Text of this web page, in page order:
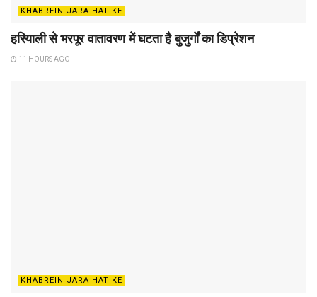
KHABREIN JARA HAT KE
हरियाली से भरपूर वातावरण में घटता है बुजुर्गों का डिप्रेशन
11 HOURS AGO
KHABREIN JARA HAT KE